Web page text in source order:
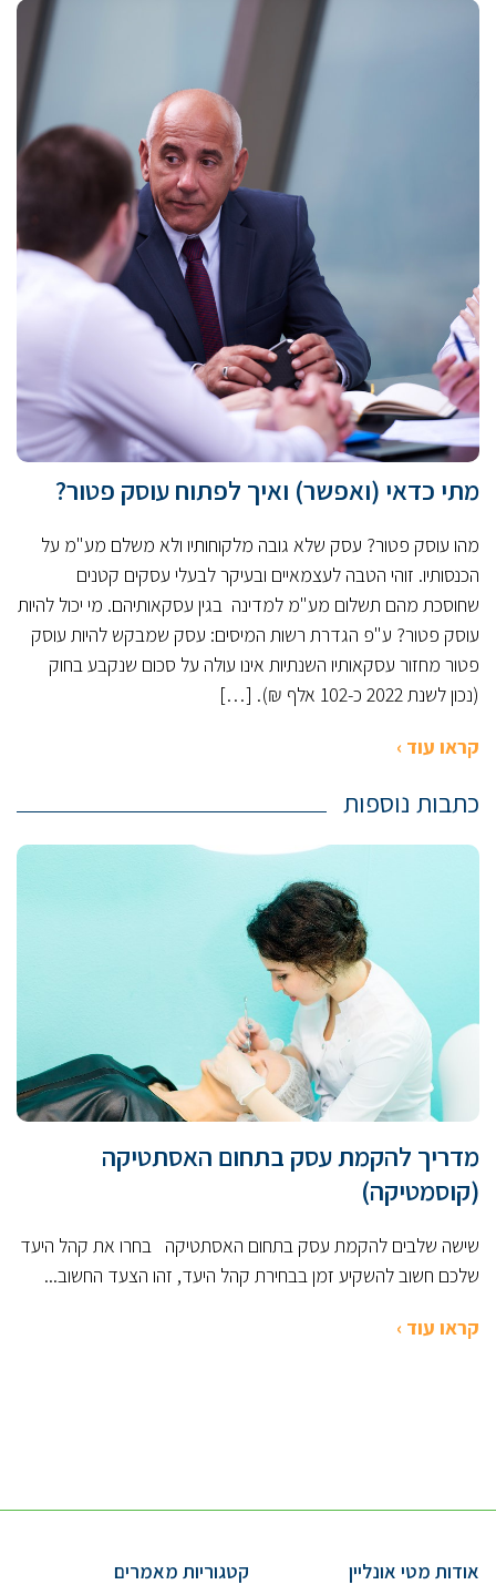
מתי כדאי (ואפשר) ואיך לפתוח עוסק פטור?
מהו עוסק פטור? עסק שלא גובה מלקוחותיו ולא משלם מע"מ על
הכנסותיו. זוהי הטבה לעצמאיים ובעיקר לבעלי עסקים קטנים
שחוסכת מהם תשלום מע"מ למדינה בגין עסקאותיהם. מי יכול להיות
עוסק פטור? ע"פ הגדרת רשות המיסים: עסק שמבקש להיות עוסק
פטור מחזור עסקאותיו השנתיות אינו עולה על סכום שנקבע בחוק
(נכון לשנת 2022 כ-102 אלף ₪). […]
קראו עוד ›
כתבות נוספות
מדריך להקמת עסק בתחום האסתטיקה
(קוסמטיקה)
שישה שלבים להקמת עסק בתחום האסתטיקה בחרו את קהל היעד
שלכם חשוב להשקיע זמן בבחירת קהל היעד, זהו הצעד החשוב...
קראו עוד ›
אודות מטי אונליין
קטגוריות מאמרים